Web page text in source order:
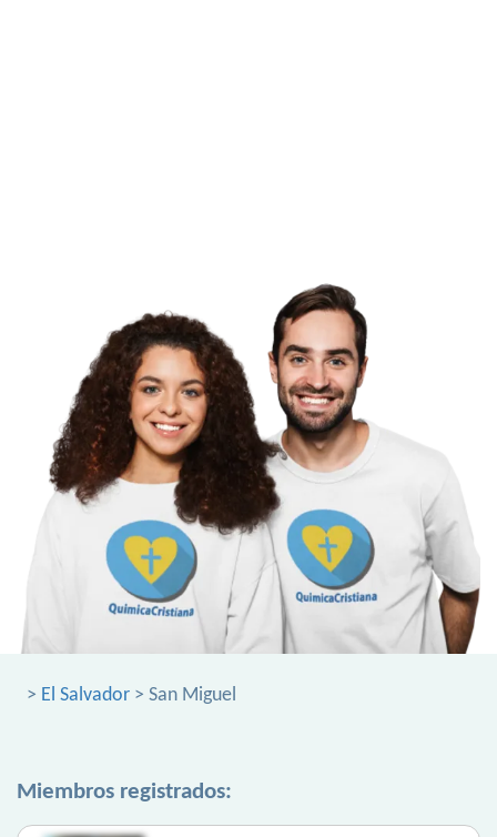
> El Salvador > San Miguel
Miembros registrados: